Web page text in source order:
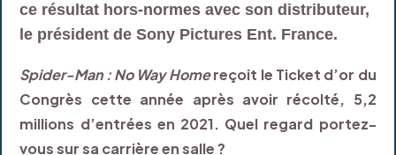
ce résultat hors-normes avec son distributeur,
le président de Sony Pictures Ent. France.
Spider-Man : No Way Homereçoit le Ticket d’or du
Congrès cette année après avoir récolté, 5,2
millions d’entrées en 2021. Quel regard portez-
vous sur sa carrière en salle ?